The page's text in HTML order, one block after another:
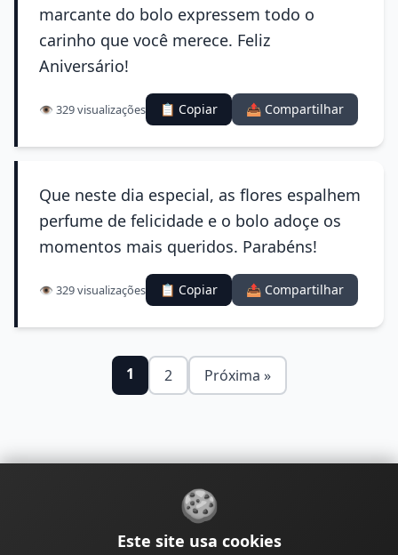
marcante do bolo expressem todo o
carinho que você merece. Feliz
Aniversário!
👁️ 329 visualizações 📋 Copiar 📤 Compartilhar
Que neste dia especial, as flores espalhem
perfume de felicidade e o bolo adoçe os
momentos mais queridos. Parabéns!
👁️ 329 visualizações 📋 Copiar 📤 Compartilhar
1 2 Próxima »
ContatoPolítica de Privacidade
🍪
Este site usa cookies